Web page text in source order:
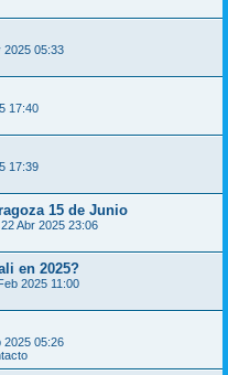
2025 05:33
17:40
17:39
15 de Junio
22 Abr 2025 23:06
en 2025?
2025 11:00
2025 05:26